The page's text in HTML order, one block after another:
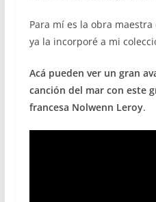
Para mí es la obra
ya la incorporé a mi
Acá pueden ver un gran
canción del mar con este
francesa Nolwenn Leroy.